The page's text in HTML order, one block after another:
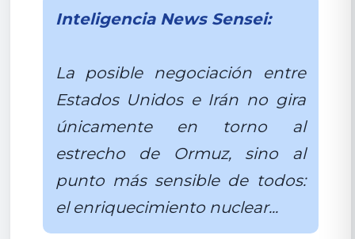
Inteligencia News Sensei:
La posible negociación entre
Estados Unidos e Irán no gira
únicamente en torno al
estrecho de Ormuz, sino al
punto más sensible de todos:
el enriquecimiento nuclear...